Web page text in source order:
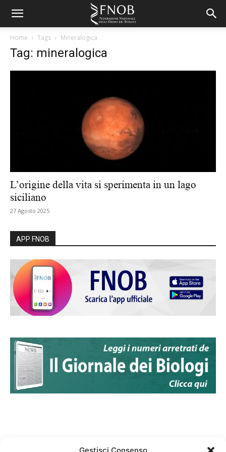
Home Tags Mineralogica
Tag: mineralogica
L’origine della vita si sperimenta in un lago
siciliano
27 Agosto 2025
APP FNOB